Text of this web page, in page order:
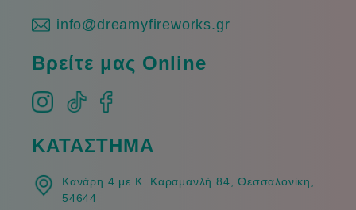
info@dreamyfireworks.gr
Βρείτε μας Online
ΚΑΤΑΣΤΗΜΑ
Κανάρη 4 με Κ. Καραμανλή 84, Θεσσαλονίκη,
54644